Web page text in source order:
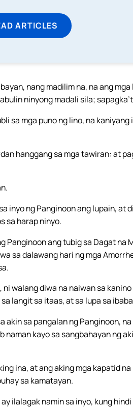
ARTICLES
nang madilim na, na ang
ninyong madali sila;
sa mga puno ng lino, na kaniyang
hanggang sa mga tawiran: at
inyo ng Panginoon ang lupain, at
sa harap ninyo.
Panginoon ang tubig sa Dagat na
sa dalawang hari ng mga
walang diwa na naiwan sa
langit sa itaas, at sa lupa sa
akin sa pangalan ng Panginoon,
kayo sa sangbahayan ng
ina, at ang aking mga kapatid
sa kamatayan.
ilalagak namin sa inyo, kung